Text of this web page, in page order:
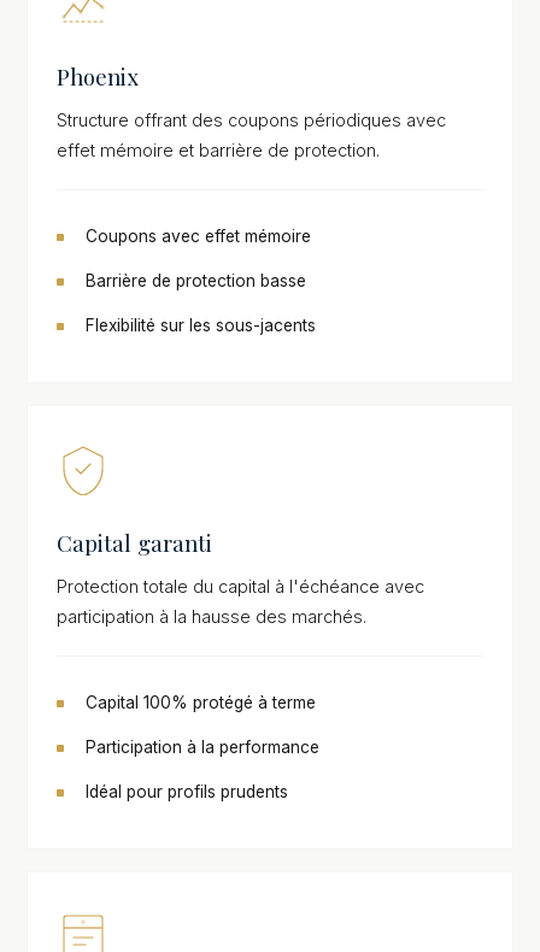
Phoenix
Structure offrant des coupons périodiques avec
effet mémoire et barrière de protection.
Coupons avec effet mémoire
Barrière de protection basse
Flexibilité sur les sous-jacents
Capital garanti
Protection totale du capital à l'échéance avec
participation à la hausse des marchés.
Capital 100% protégé à terme
Participation à la performance
Idéal pour profils prudents